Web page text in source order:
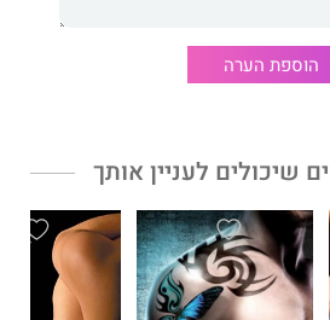
הוספת הערה
שיכולים לעניין אותך